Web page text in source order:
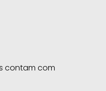
contam com